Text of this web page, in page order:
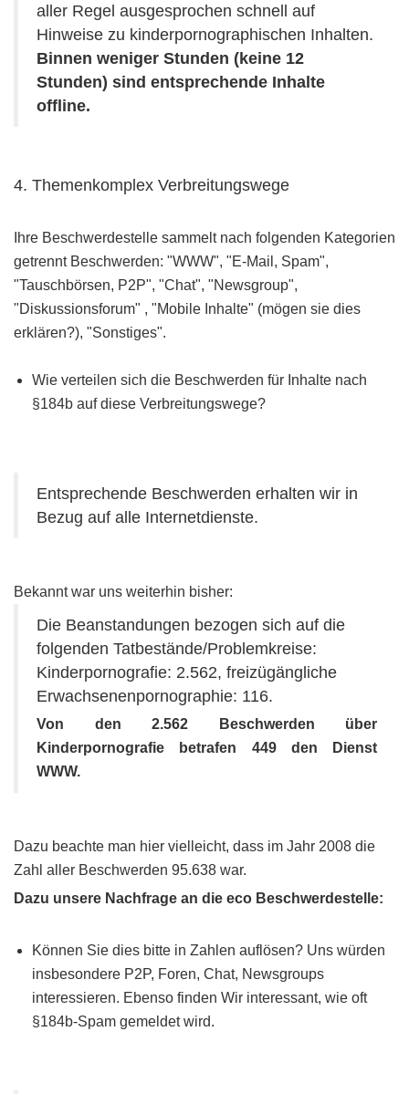
aller Regel ausgesprochen schnell auf
Hinweise zu kinderpornographischen Inhalten.
Binnen weniger Stunden (keine 12
Stunden) sind entsprechende Inhalte
offline.
4. Themenkomplex Verbreitungswege
Ihre Beschwerdestelle sammelt nach folgenden Kategorien
getrennt Beschwerden: "WWW", "E-Mail, Spam",
"Tauschbörsen, P2P", "Chat", "Newsgroup",
"Diskussionsforum" , "Mobile Inhalte" (mögen sie dies
erklären?), "Sonstiges".
Wie verteilen sich die Beschwerden für Inhalte nach
§184b auf diese Verbreitungswege?
Entsprechende Beschwerden erhalten wir in
Bezug auf alle Internetdienste.
Bekannt war uns weiterhin bisher:
Die Beanstandungen bezogen sich auf die
folgenden Tatbestände/Problemkreise:
Kinderpornografie: 2.562, freizügängliche
Erwachsenenpornographie: 116.
Von den 2.562 Beschwerden über
Kinderpornografie betrafen 449 den Dienst
WWW.
Dazu beachte man hier vielleicht, dass im Jahr 2008 die
Zahl aller Beschwerden 95.638 war.
Dazu unsere Nachfrage an die eco Beschwerdestelle:
Können Sie dies bitte in Zahlen auflösen? Uns würden
insbesondere P2P, Foren, Chat, Newsgroups
interessieren. Ebenso finden Wir interessant, wie oft
§184b-Spam gemeldet wird.